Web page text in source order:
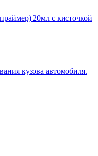
20мл с кисточкой
кузова автомобиля.